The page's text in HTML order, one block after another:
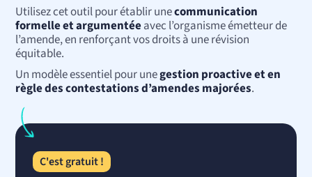
Utilisez cet outil pour établir unecommunication
formelle et argumentéeavec l’organisme émetteur de
l’amende, en renforçant vos droits à une révision
équitable.
Un modèle essentiel pour unegestion proactive et en
règle des contestations d’amendes majorées.
C'est gratuit !